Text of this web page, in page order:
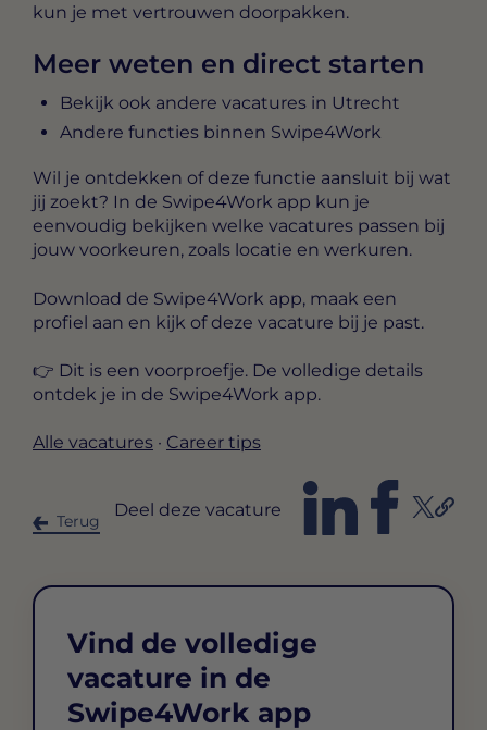
kun je met vertrouwen doorpakken.
Meer weten en direct starten
Bekijk ook andere vacatures in Utrecht
Andere functies binnen Swipe4Work
Wil je ontdekken of deze functie aansluit bij wat
jij zoekt? In de Swipe4Work app kun je
eenvoudig bekijken welke vacatures passen bij
jouw voorkeuren, zoals locatie en werkuren.
Download de Swipe4Work app, maak een
profiel aan en kijk of deze vacature bij je past.
👉 Dit is een voorproefje. De volledige details
ontdek je in de Swipe4Work app.
Alle vacatures · Career tips
Terug
Deel deze vacature
Vind de volledige
vacature in de
Swipe4Work app